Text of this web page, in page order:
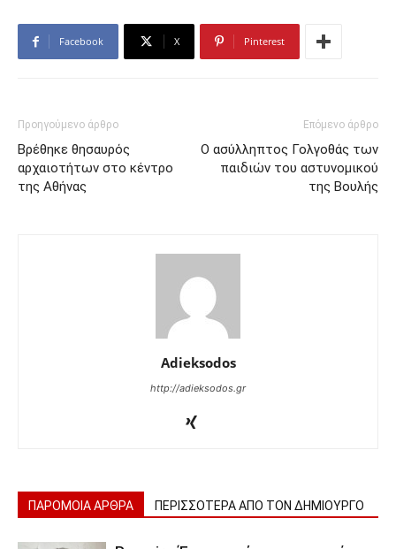
Facebook X Pinterest
Προηγούμενο άρθρο
Βρέθηκε θησαυρός
αρχαιοτήτων στο κέντρο
της Αθήνας
Επόμενο άρθρο
Ο ασύλληπτος Γολγοθάς των
παιδιών του αστυνομικού
της Βουλής
Adieksodos
http://adieksodos.gr
ΠΑΡΟΜΟΙΑ ΑΡΘΡΑ ΠΕΡΙΣΣΟΤΕΡΑ ΑΠΟ ΤΟΝ ΔΗΜΙΟΥΡΓΟ